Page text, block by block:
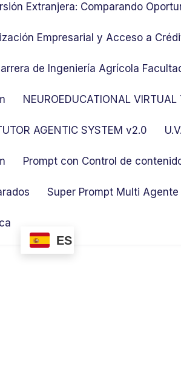
Extranjera: Comparando
Empresarial y Acceso a
de Ingeniería Agrícola
NEUROEDUCATIONAL VIRTUAL
AGENTIC SYSTEM v2.0
Prompt con Control de
Super Prompt Multi Agente
ES